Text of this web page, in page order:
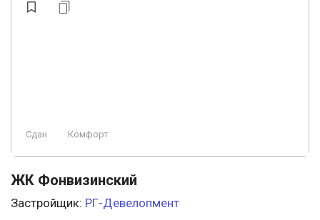
Сдан Комфорт
ЖК Фонвизинский
Застройщик: РГ-Девелопмент